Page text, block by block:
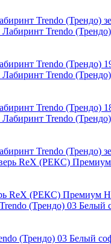
Trendo
Trendo (Трендо)
Trendo (Трендо)
Trendo
RеX (РЕКС) Премиум
(Трендо) 03 Белый